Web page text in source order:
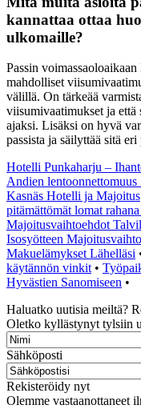
kannattaa ottaa
ulkomaille?
Passin
mahdolliset
välillä. On tärkeää
viisumivaatimukset ja että
ajaksi. Lisäksi on hyvä
passista ja säilyttää sitä
Hotelli Punkaharju –
Andien
Kasnäs Hotelli ja Majoitus
pitämättömät lomat
Majoitusvaihtoehdot
Isosyötteen
Makuelämykset Lähelläsi
käytännön vinkit •
Hyvästien Sanomiseen •
Haluatko uutisia meiltä?
Oletko kyllästynyt tylsiin
Sähköposti
Rekisteröidy nyt
Olemme vastaanottaneet